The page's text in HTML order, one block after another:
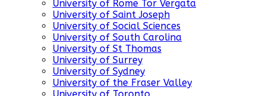
University of Rome Tor Vergata
University of Saint Joseph
University of Social Sciences
University of South Carolina
University of St Thomas
University of Surrey
University of Sydney
University of the Fraser Valley